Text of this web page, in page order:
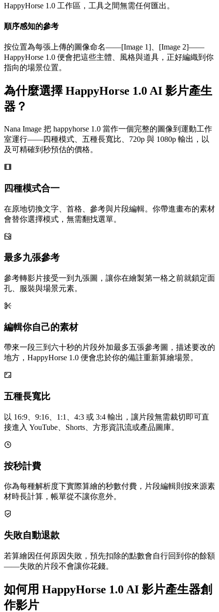
HappyHorse 1.0 工作區，工具之間無需任何匯出。
順序感知的參考
按位置為每張上傳的圖像命名——[Image 1]、[Image 2]——
HappyHorse 1.0 便會把這些主體、風格與道具，正好編織到你
指向的場景位置。
為什麼選擇 HappyHorse 1.0 AI 影片產生
器？
Nana Image 把 happyhorse 1.0 當作一個完整的圖像到運動工作
室運行——四種模式、五種長寬比、720p 與 1080p 輸出，以
及可精確到秒預估的價格。
四種模式合一
在原地切換文字、首格、參考與片段編輯。你帶進畫布的素材
會替你選擇模式，無需翻找選單。
最多九張參考
參考轉影片接受一到九張圖，讓你在繪製第一格之前就鎖定面
孔、服裝與場景元素。
編輯你自己的素材
帶來一段三到六十秒的片段外加最多五張參考圖，描述要改的
地方，HappyHorse 1.0 便會忠於你的備註重新算繪場景。
五種長寬比
以 16:9、9:16、1:1、4:3 或 3:4 輸出，讓片段無需裁切即可直
接進入 YouTube、Shorts、方形資訊流或產品圖庫。
按秒計費
你為每種解析度下實際算繪的秒數付費，片段編輯則按來源素
材時長計算，帳單從不讓你意外。
失敗自動退款
若算繪因任何原因失敗，預先扣除的點數會自行回到你的餘額
——失敗的片段不會讓你花錢。
如何用 HappyHorse 1.0 AI 影片產生器創
作影片